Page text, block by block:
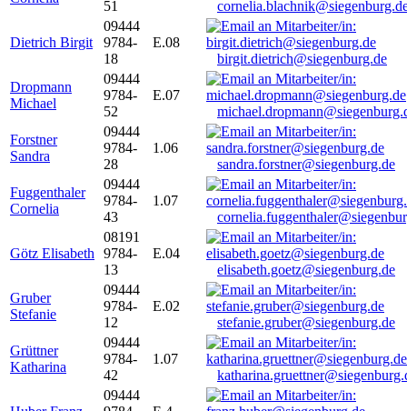
51
Dietrich Birgit
09444
9784-
18
E.08
birgit.dietrich@siegenburg.de
Dropmann
Michael
09444
9784-
52
E.07
Forstner
Sandra
09444
9784-
28
1.06
sandra.forstner@siegenburg.de
Fuggenthaler
Cornelia
09444
9784-
43
1.07
Götz Elisabeth
08191
9784-
13
E.04
elisabeth.goetz@siegenburg.de
Gruber
Stefanie
09444
9784-
12
E.02
stefanie.gruber@siegenburg.de
Grüttner
Katharina
09444
9784-
42
1.07
09444